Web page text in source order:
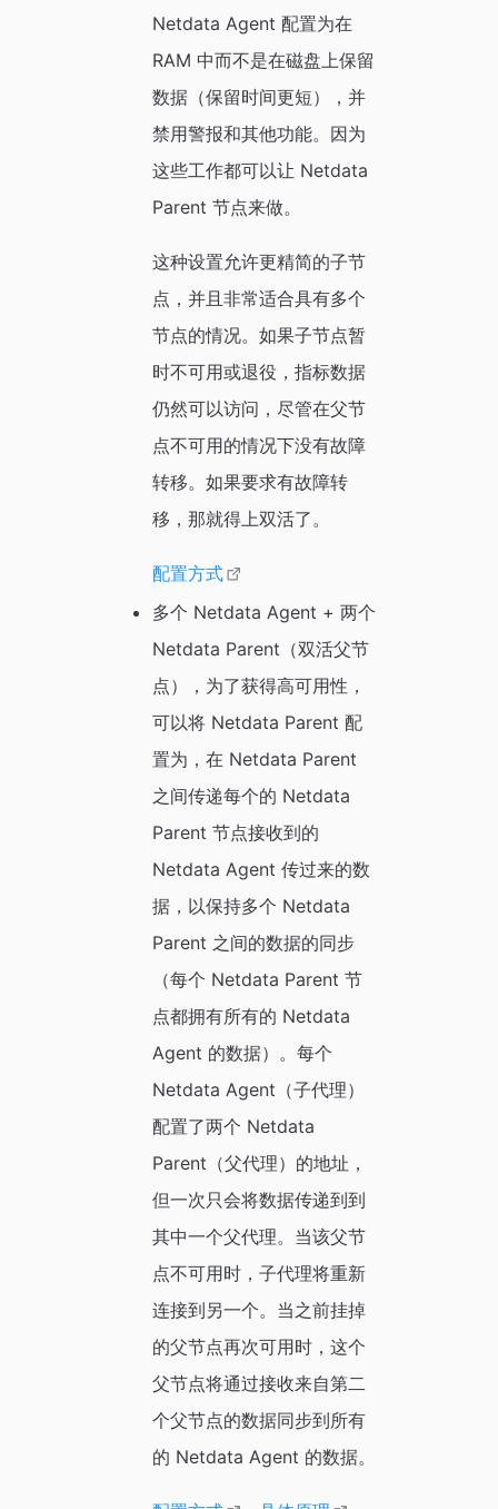
Netdata Agent 配置为在
RAM 中而不是在磁盘上保留
数据（保留时间更短），并
禁用警报和其他功能。因为
这些工作都可以让 Netdata
Parent 节点来做。
这种设置允许更精简的子节
点，并且非常适合具有多个
节点的情况。如果子节点暂
时不可用或退役，指标数据
仍然可以访问，尽管在父节
点不可用的情况下没有故障
转移。如果要求有故障转
移，那就得上双活了。
配置方式
多个 Netdata Agent + 两个
Netdata Parent（双活父节
点），为了获得高可用性，
可以将 Netdata Parent 配
置为，在 Netdata Parent
之间传递每个的 Netdata
Parent 节点接收到的
Netdata Agent 传过来的数
据，以保持多个 Netdata
Parent 之间的数据的同步
（每个 Netdata Parent 节
点都拥有所有的 Netdata
Agent 的数据）。每个
Netdata Agent（子代理）
配置了两个 Netdata
Parent（父代理）的地址，
但一次只会将数据传递到到
其中一个父代理。当该父节
点不可用时，子代理将重新
连接到另一个。当之前挂掉
的父节点再次可用时，这个
父节点将通过接收来自第二
个父节点的数据同步到所有
的 Netdata Agent 的数据。